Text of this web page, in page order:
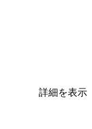
詳細を表示